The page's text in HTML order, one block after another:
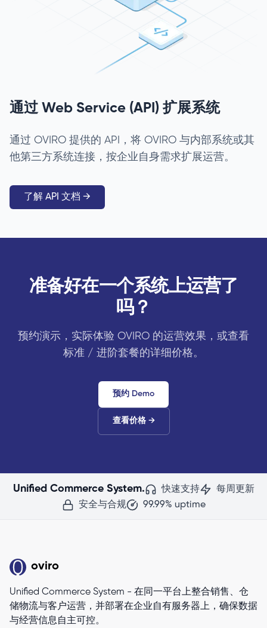
通过 Web Service (API) 扩展系统
通过 OVIRO 提供的 API，将 OVIRO 与内部系统或其
他第三方系统连接，按企业自身需求扩展运营。
了解 API 文档 →
准备好在一个系统上运营了
吗？
预约演示，实际体验 OVIRO 的运营效果，或查看
标准 / 进阶套餐的详细价格。
预约 Demo
查看价格 →
Unified Commerce System. 快速支持
每周更新
安全与合规
99.99% uptime
oviro
Unified Commerce System - 在同一平台上整合销售、仓
储物流与客户运营，并部署在企业自有服务器上，确保数据
与经营信息自主可控。